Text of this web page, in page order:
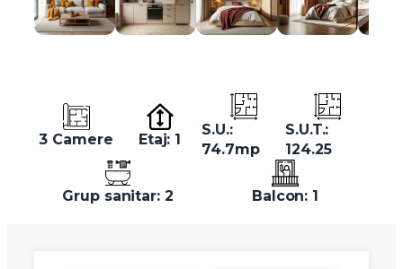
3 Camere Etaj: 1
S.U.:
74.7mp
S.U.T.:
124.25
Grup sanitar: 2 Balcon: 1